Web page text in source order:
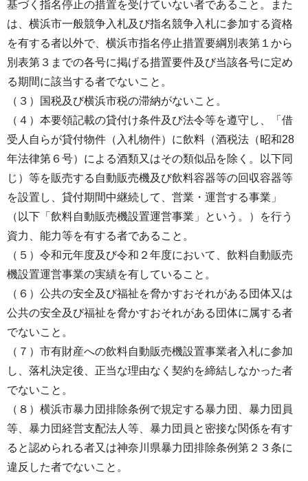
基づく指名停止の措置を受けていない者であること。また
は、横浜市一般競争入札及び指名競争入札に参加する資格
を有する者以外で、横浜市指名停止措置要綱別表第１から
別表第３までの各号に掲げる措置要件及び当該各号に定め
る期間に該当する者でないこと。
（３）国税及び横浜市税の滞納がないこと。
（４）本要領記載の貸付け条件及び法令等を遵守し、「借
受人自らが貸付物件（入札物件）に飲料（酒税法（昭和28
年法律第６号）による酒類又はその類似品を除く。以下同
じ）等を販売する自動販売機及び飲料容器等の回収容器等
を設置し、貸付期間中継続して、営業・運営する事業」
（以下「飲料自動販売機設置運営事業」という。）を行う
資力、能力等を有する者であること。
（５）令和元年度及び令和２年度において、飲料自動販売
機設置運営事業の実績を有していること。
（６）公共の安全及び福祉を脅かすおそれがある団体又は
公共の安全及び福祉を脅かすおそれがある団体に属する者
でないこと。
（７）市有財産への飲料自動販売機設置事業者入札に参加
し、落札決定後、正当な理由なく契約を締結しなかった者
でないこと。
（８）横浜市暴力団排除条例で規定する暴力団、暴力団員
等、暴力団経営支配法人等、暴力団員と密接な関係を有す
ると認められる者又は神奈川県暴力団排除条例第２３条に
違反した者でないこと。